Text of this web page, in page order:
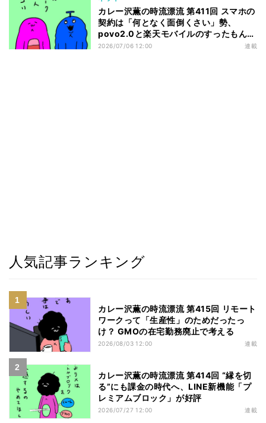
カレー沢薫の時流漂流 第411回 スマホの
契約は「何となく面倒くさい」勢、
povo2.0と楽天モバイルのすったもんだ
を眺める
2026/07/06 12:00 連載
人気記事ランキング
カレー沢薫の時流漂流 第415回 リモート
ワークって「生産性」のためだったっ
け？ GMOの在宅勤務廃止で考える
2026/08/03 12:00 連載
カレー沢薫の時流漂流 第414回 “縁を切
る”にも課金の時代へ、LINE新機能「プ
レミアムブロック」が好評
2026/07/27 12:00 連載